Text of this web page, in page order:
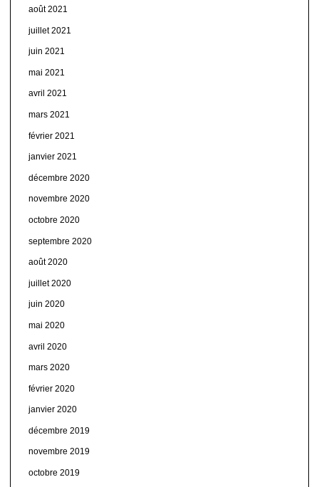
août 2021
juillet 2021
juin 2021
mai 2021
avril 2021
mars 2021
février 2021
janvier 2021
décembre 2020
novembre 2020
octobre 2020
septembre 2020
août 2020
juillet 2020
juin 2020
mai 2020
avril 2020
mars 2020
février 2020
janvier 2020
décembre 2019
novembre 2019
octobre 2019